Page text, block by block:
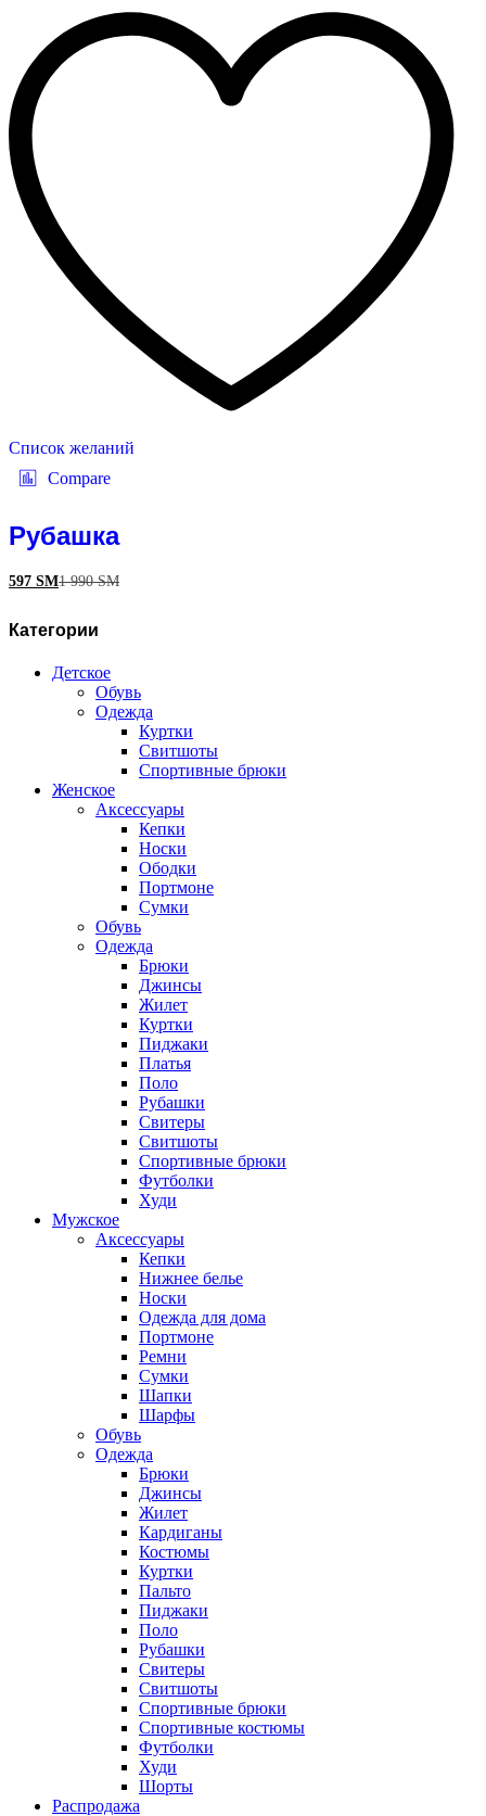
Список желаний
Compare
Рубашка
597 ЅМ1 990ЅМ
Категории
Детское
Обувь
Одежда
Куртки
Свитшоты
Спортивные брюки
Женское
Аксессуары
Кепки
Носки
Ободки
Портмоне
Сумки
Обувь
Одежда
Брюки
Джинсы
Жилет
Куртки
Пиджаки
Платья
Поло
Рубашки
Свитеры
Свитшоты
Спортивные брюки
Футболки
Худи
Мужское
Аксессуары
Кепки
Нижнее белье
Носки
Одежда для дома
Портмоне
Ремни
Сумки
Шапки
Шарфы
Обувь
Одежда
Брюки
Джинсы
Жилет
Кардиганы
Костюмы
Куртки
Пальто
Пиджаки
Поло
Рубашки
Свитеры
Свитшоты
Спортивные брюки
Спортивные костюмы
Футболки
Худи
Шорты
Распродажа